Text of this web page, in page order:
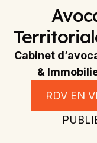
Cabinet
&
RDV EN